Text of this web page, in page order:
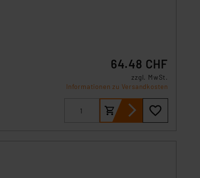
64.48 CHF
zzgl. MwSt.
Informationen zu Versandkosten